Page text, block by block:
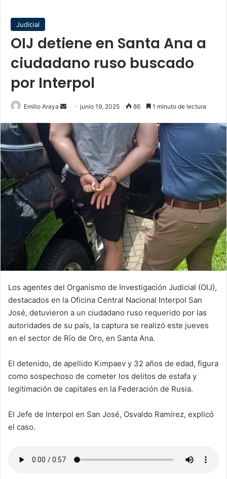
Judicial
OIJ detiene en Santa Ana a
ciudadano ruso buscado
por Interpol
Emilio Araya
Send
email
junio 19, 2025 86 1 minuto de lectura
Los agentes del Organismo de Investigación Judicial (OIJ),
destacados en la Oficina Central Nacional Interpol San
José, detuvieron a un ciudadano ruso requerido por las
autoridades de su país, la captura se realizó este jueves
en el sector de Río de Oro, en Santa Ana.
El detenido, de apellido Kimpaev y 32 años de edad, figura
como sospechoso de cometer los delitos de estafa y
legitimación de capitales en la Federación de Rusia.
El Jefe de Interpol en San José, Osvaldo Ramírez, explicó
el caso.